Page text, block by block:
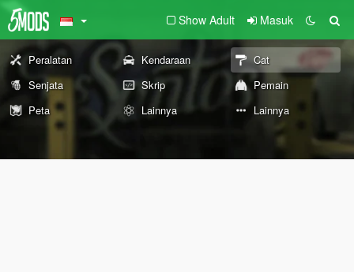
Show Adult Masuk
Peralatan Kendaraan
Cat
Senjata
Skrip
Pemain
Peta
Lainnya Lainnya